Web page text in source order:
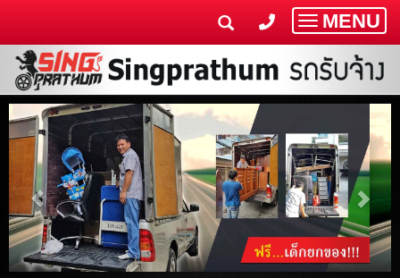
Toggle
MENU